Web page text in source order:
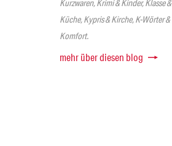
Kurzwaren, Krimi & Kinder, Klasse &
Küche, Kypris & Kirche, K-Wörter &
Komfort.
mehr über diesen blog